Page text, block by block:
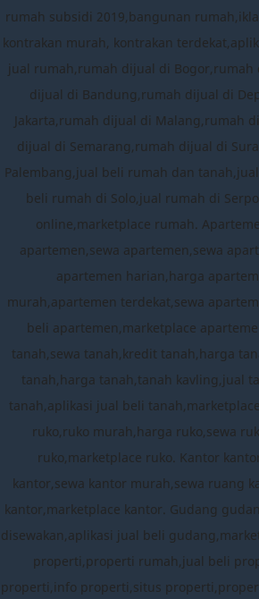
rumah subsidi 2019,bangunan
kontrakan murah, kontrakan
jual rumah,rumah dijual di Bogor,rumah
dijual di Bandung,rumah dijual di
Jakarta,rumah dijual di Malang,rumah
dijual di Semarang,rumah dijual di
Palembang,jual beli rumah dan
beli rumah di Solo,jual rumah di
online,marketplace rumah.
apartemen,sewa apartemen,sewa
apartemen harian,harga
murah,apartemen terdekat,sewa
beli apartemen,marketplace
tanah,sewa tanah,kredit tanah,harga
tanah,harga tanah,tanah kavling,jual
tanah,aplikasi jual beli
ruko,ruko murah,harga ruko,sewa
ruko,marketplace ruko. Kantor
kantor,sewa kantor murah,sewa ruang
kantor,marketplace kantor. Gudang
disewakan,aplikasi jual beli
properti,properti rumah,jual beli
properti,info properti,situs